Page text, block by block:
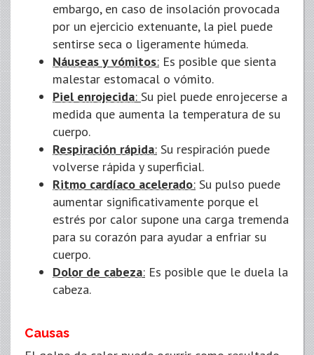
embargo, en caso de insolación provocada
por un ejercicio extenuante, la piel puede
sentirse seca o ligeramente húmeda.
Náuseas y vómitos: Es posible que sienta
malestar estomacal o vómito.
Piel enrojecida: Su piel puede enrojecerse a
medida que aumenta la temperatura de su
cuerpo.
Respiración rápida: Su respiración puede
volverse rápida y superficial.
Ritmo cardíaco acelerado: Su pulso puede
aumentar significativamente porque el
estrés por calor supone una carga tremenda
para su corazón para ayudar a enfriar su
cuerpo.
Dolor de cabeza: Es posible que le duela la
cabeza.
Causas